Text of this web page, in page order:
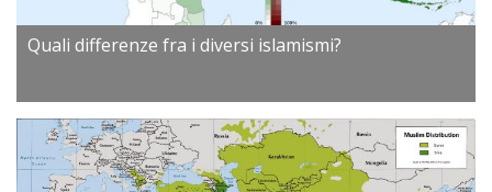
Quali differenze fra i diversi islamismi?